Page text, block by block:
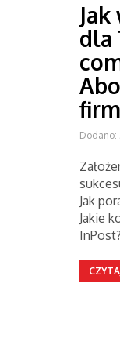
dla
firm
Jak
Jakie